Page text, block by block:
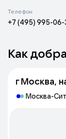
торгово-
числе находятся
Телефон
+7 (495) 995-06-
Как
г Москва,
Москва-